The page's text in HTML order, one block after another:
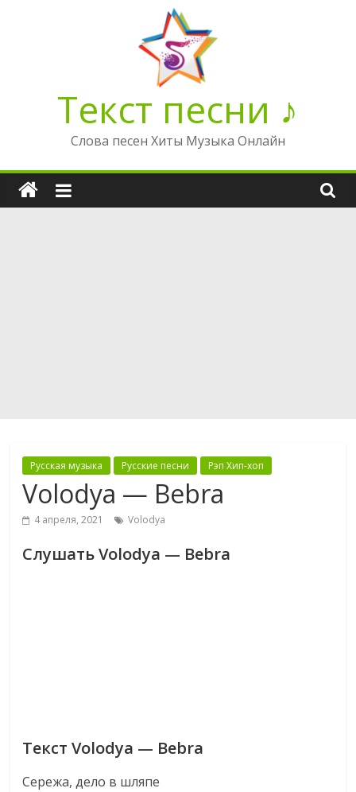
Текст песни ♪
Слова песен Хиты Музыка Онлайн
Русская музыка Русские песни Рэп Хип-хоп
Volodya — Bebra
4 апреля, 2021 Volodya
Слушать Volodya — Bebra
Текст Volodya — Bebra
Серeжа, дело в шляпе